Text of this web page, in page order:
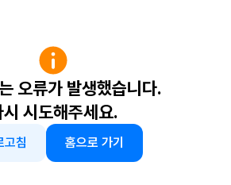
오류가 발생했습니다.
시 시도해주세요.
고침 홈으로 가기